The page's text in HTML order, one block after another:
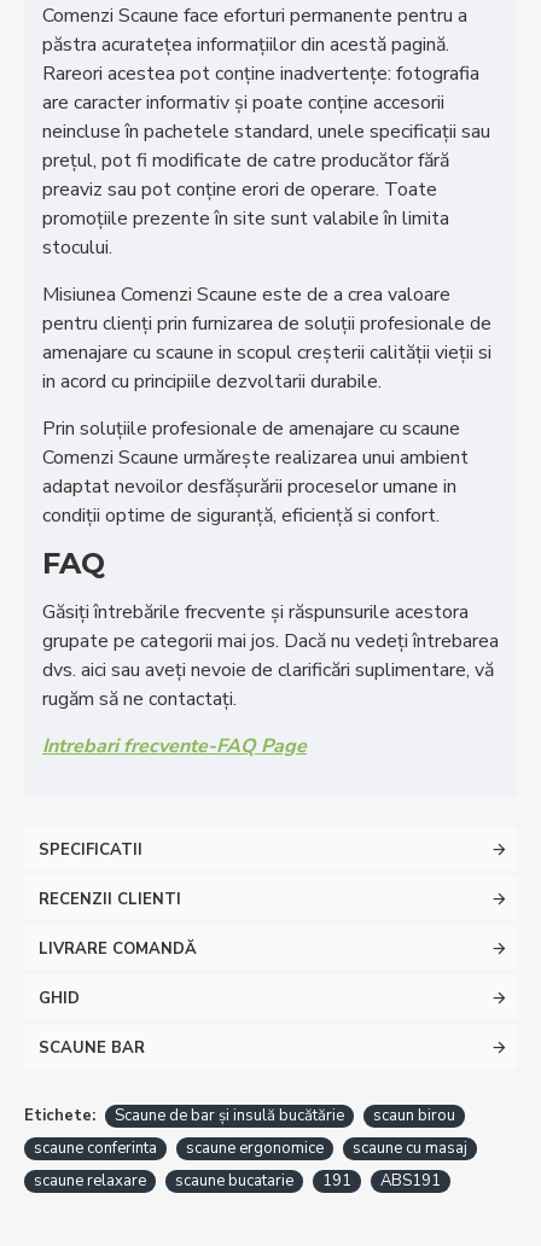
Comenzi Scaune face eforturi permanente pentru a
păstra acurateţea informaţiilor din acestă pagină.
Rareori acestea pot conţine inadvertenţe: fotografia
are caracter informativ şi poate conţine accesorii
neincluse în pachetele standard, unele specificaţii sau
preţul, pot fi modificate de catre producător fără
preaviz sau pot conţine erori de operare. Toate
promoţiile prezente în site sunt valabile în limita
stocului.
Misiunea Comenzi Scaune este de a crea valoare
pentru clienţi prin furnizarea de soluţii profesionale de
amenajare cu scaune in scopul creşterii calităţii vieţii si
in acord cu principiile dezvoltarii durabile.
Prin soluţiile profesionale de amenajare cu scaune
Comenzi Scaune urmăreşte realizarea unui ambient
adaptat nevoilor desfăşurării proceselor umane in
condiţii optime de siguranţă, eficienţă si confort.
FAQ
Găsiți întrebările frecvente și răspunsurile acestora
grupate pe categorii mai jos. Dacă nu vedeți întrebarea
dvs. aici sau aveți nevoie de clarificări suplimentare, vă
rugăm să ne contactați.
Intrebari frecvente-FAQ Page
SPECIFICATII
RECENZII CLIENTI
LIVRARE COMANDĂ
GHID
SCAUNE BAR
Etichete: Scaune de bar și insulă bucătărie
scaun birou
scaune conferinta
scaune ergonomice
scaune cu masaj
scaune relaxare
scaune bucatarie 191 ABS191